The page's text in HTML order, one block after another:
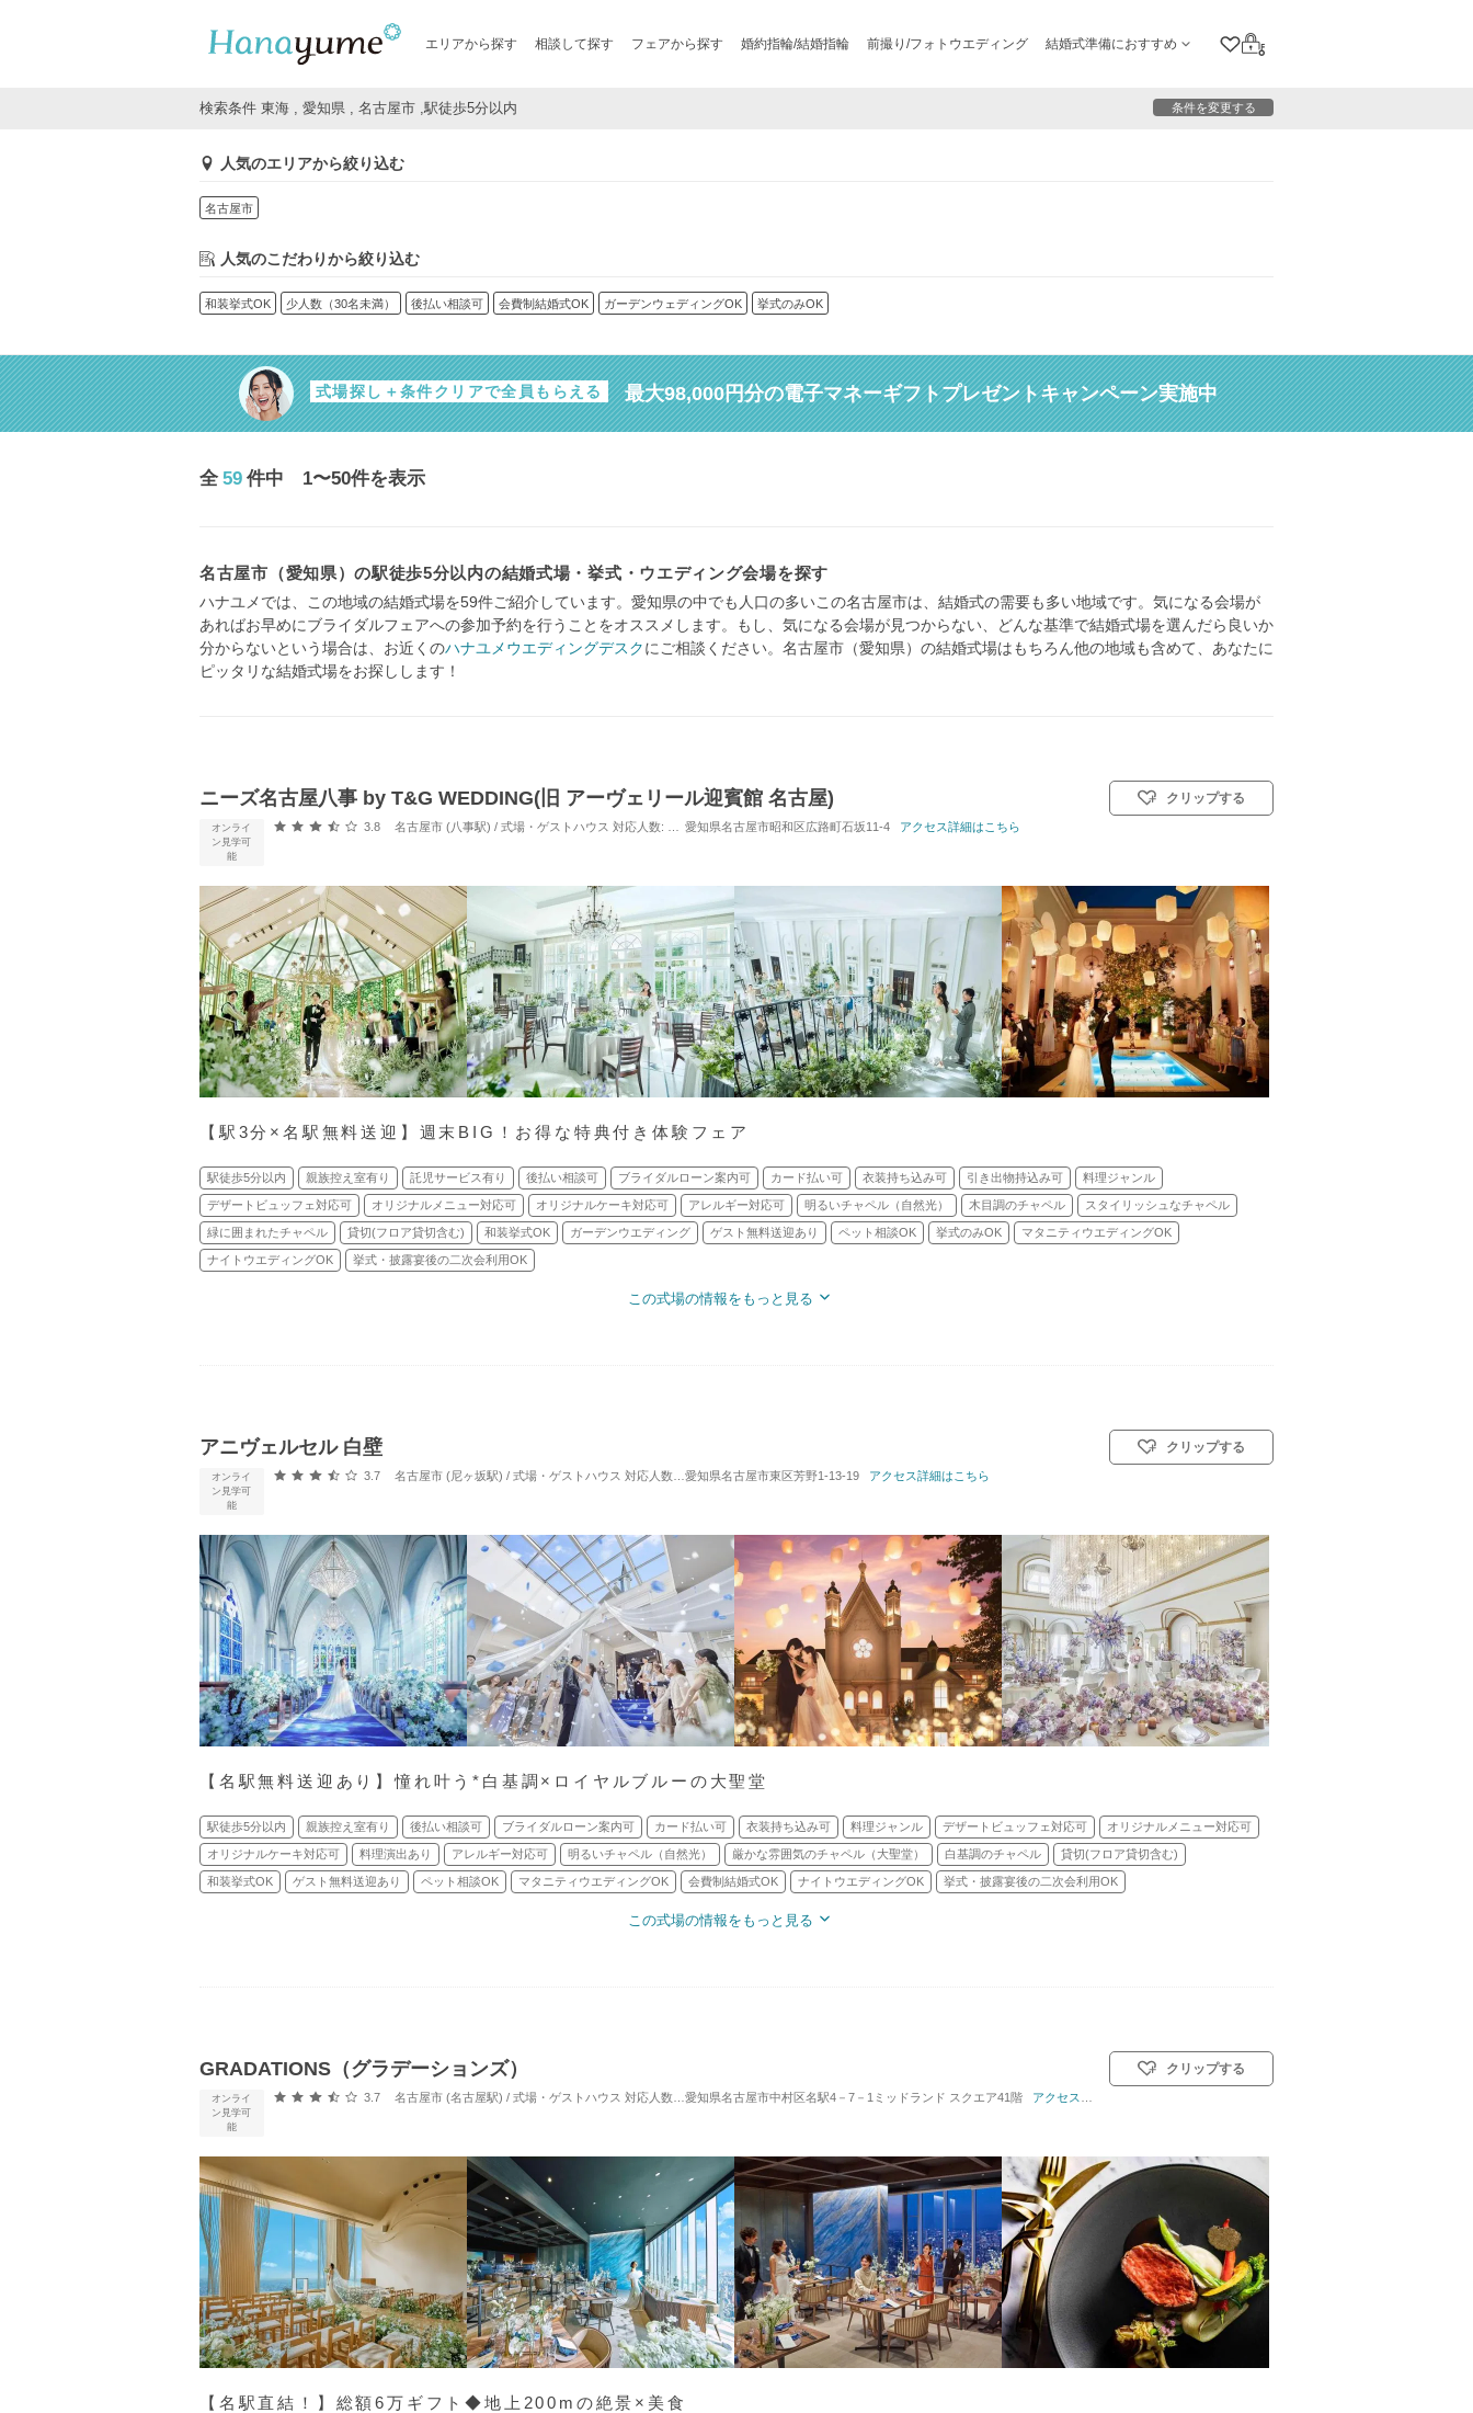
エリアから探す 相談して探す フェアから探す 婚約指輪/結婚指輪 前撮り/フォトウエディング 結婚式準備におすすめ
クリップリスト
ログイン
検索条件 東海 , 愛知県 , 名古屋市 ,駅徒歩5分以内 条件を変更する
人気のエリアから絞り込む
名古屋市
人気のこだわりから絞り込む
和装挙式OK 少人数（30名未満） 後払い相談可 会費制結婚式OK ガーデンウェディングOK 挙式のみOK
式場探し＋条件クリアで全員もらえる 最大98,000円分の電子マネーギフトプレゼントキャンペーン実施中
全 59 件中 1〜50件を表示
名古屋市（愛知県）の駅徒歩5分以内の結婚式場・挙式・ウエディング会場を探す
ハナユメでは、この地域の結婚式場を59件ご紹介しています。愛知県の中でも人口の多いこの名古屋市は、結婚式の需要も多い地域です。気になる会場が
あればお早めにブライダルフェアへの参加予約を行うことをオススメします。もし、気になる会場が見つからない、どんな基準で結婚式場を選んだら良いか
分からないという場合は、お近くのハナユメウエディングデスクにご相談ください。名古屋市（愛知県）の結婚式場はもちろん他の地域も含めて、あなたに
ピッタリな結婚式場をお探しします！
ニーズ名古屋八事 by T&G WEDDING(旧 アーヴェリール迎賓館 名古屋)
オンライ
ン見学可
能
口コミ評価
3.8 名古屋市 (八事駅) / 式場・ゲストハウス 対応人数: 着席：10名 ～ 130名 挙式スタイル: 教会式(キリスト教式)／人前式
愛知県名古屋市昭和区広路町石坂11-4 アクセス詳細はこちら
クリップする
【駅3分×名駅無料送迎】週末BIG！お得な特典付き体験フェア
駅徒歩5分以内 親族控え室有り 託児サービス有り 後払い相談可 ブライダルローン案内可 カード払い可 衣装持ち込み可 引き出物持込み可 料理ジャンル
デザートビュッフェ対応可 オリジナルメニュー対応可 オリジナルケーキ対応可 アレルギー対応可 明るいチャペル（自然光） 木目調のチャペル スタイリッシュなチャペル
緑に囲まれたチャペル 貸切(フロア貸切含む) 和装挙式OK ガーデンウエディング ゲスト無料送迎あり ペット相談OK 挙式のみOK マタニティウエディングOK
ナイトウエディングOK 挙式・披露宴後の二次会利用OK
この式場の情報をもっと見る
アニヴェルセル 白壁
オンライ
ン見学可
能
口コミ評価
3.7 名古屋市 (尼ヶ坂駅) / 式場・ゲストハウス 対応人数: 着席：10名 ～ 100名 挙式スタイル: 教会式(キリスト教式)／人前式
愛知県名古屋市東区芳野1-13-19 アクセス詳細はこちら
クリップする
【名駅無料送迎あり】憧れ叶う*白基調×ロイヤルブルーの大聖堂
駅徒歩5分以内 親族控え室有り 後払い相談可 ブライダルローン案内可 カード払い可 衣装持ち込み可 料理ジャンル デザートビュッフェ対応可 オリジナルメニュー対応可
オリジナルケーキ対応可 料理演出あり アレルギー対応可 明るいチャペル（自然光） 厳かな雰囲気のチャペル（大聖堂） 白基調のチャペル 貸切(フロア貸切含む)
和装挙式OK ゲスト無料送迎あり ペット相談OK マタニティウエディングOK 会費制結婚式OK ナイトウエディングOK 挙式・披露宴後の二次会利用OK
この式場の情報をもっと見る
GRADATIONS（グラデーションズ）
オンライ
ン見学可
能
口コミ評価
3.7 名古屋市 (名古屋駅) / 式場・ゲストハウス 対応人数: 着席：2名 ～ 50名 挙式スタイル: 教会式(キリスト教式)／人前式／和装人前式
愛知県名古屋市中村区名駅4－7－1ミッドランド スクエア41階 アクセス詳細はこちら
クリップする
【名駅直結！】総額6万ギフト◆地上200mの絶景×美食